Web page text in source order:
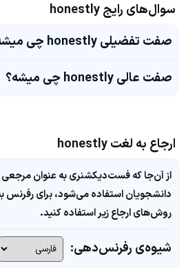
سوال‌های رایج honestly
صفت تفضیلی honestly چی میشه؟
صفت عالی honestly چی میشه؟
ارجاع به لغت honestly
از آن‌جا که فست‌دیکشنری به عنوان
دانشجویان استفاده می‌شود، برای رفرنس
روش‌های ارجاع زیر استفاده کنید.
شیوه‌ی رفرنس‌دهی: